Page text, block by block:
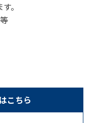
。
こちら